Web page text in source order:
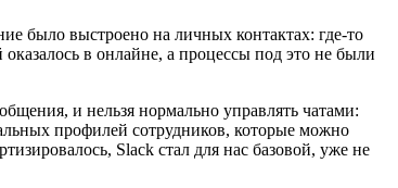
было выстроено на личных контактах: где-то
в онлайне, а процессы под это не были
и нельзя нормально управлять чатами:
профилей сотрудников, которые можно
Slack стал для нас базовой, уже не